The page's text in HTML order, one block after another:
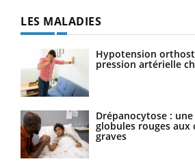
LES MALADIES
Hypotension
pression artérielle
Drépanocytose :
globules rouges aux
graves